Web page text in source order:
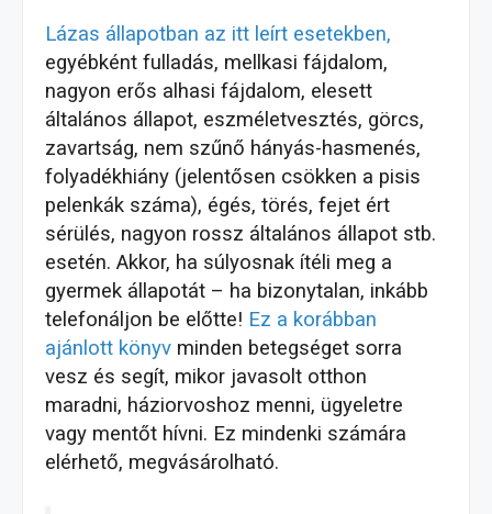
Lázas állapotban az itt leírt esetekben,
egyébként fulladás, mellkasi fájdalom,
nagyon erős alhasi fájdalom, elesett
általános állapot, eszméletvesztés, görcs,
zavartság, nem szűnő hányás-hasmenés,
folyadékhiány (jelentősen csökken a pisis
pelenkák száma), égés, törés, fejet ért
sérülés, nagyon rossz általános állapot stb.
esetén. Akkor, ha súlyosnak ítéli meg a
gyermek állapotát – ha bizonytalan, inkább
telefonáljon be előtte! Ez a korábban
ajánlott könyv minden betegséget sorra
vesz és segít, mikor javasolt otthon
maradni, háziorvoshoz menni, ügyeletre
vagy mentőt hívni. Ez mindenki számára
elérhető, megvásárolható.